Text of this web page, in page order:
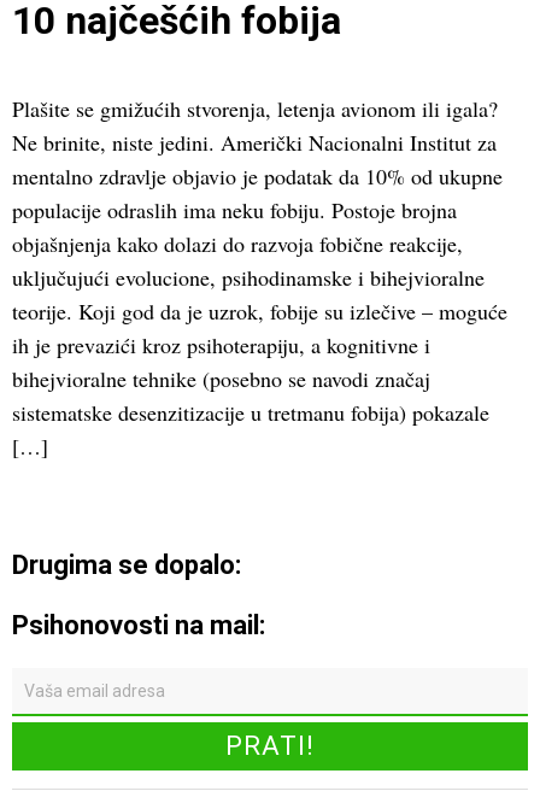
10 najčešćih fobija
Plašite se gmižućih stvorenja, letenja avionom ili igala?
Ne brinite, niste jedini. Američki Nacionalni Institut za
mentalno zdravlje objavio je podatak da 10% od ukupne
populacije odraslih ima neku fobiju. Postoje brojna
objašnjenja kako dolazi do razvoja fobične reakcije,
uključujući evolucione, psihodinamske i bihejvioralne
teorije. Koji god da je uzrok, fobije su izlečive – moguće
ih je prevazići kroz psihoterapiju, a kognitivne i
bihejvioralne tehnike (posebno se navodi značaj
sistematske desenzitizacije u tretmanu fobija) pokazale
[…]
Drugima se dopalo:
Psihonovosti na mail: